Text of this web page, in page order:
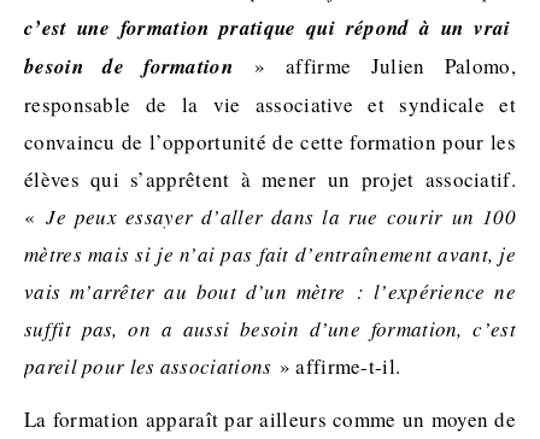
c’est une formation pratique qui répond à un vrai
besoin de formation» affirme Julien Palomo,
responsable de la vie associative et syndicale et
convaincu de l’opportunité de cette formation pour les
élèves qui s’apprêtent à mener un projet associatif.
«Je peux essayer d’aller dans la rue courir un 100
mètres mais si je n’ai pas fait d’entraînement avant, je
vais m’arrêter au bout d’un mètre : l’expérience ne
suffit pas, on a aussi besoin d’une formation, c’est
pareil pour les associations » affirme-t-il.
La formation apparaît par ailleurs comme un moyen de